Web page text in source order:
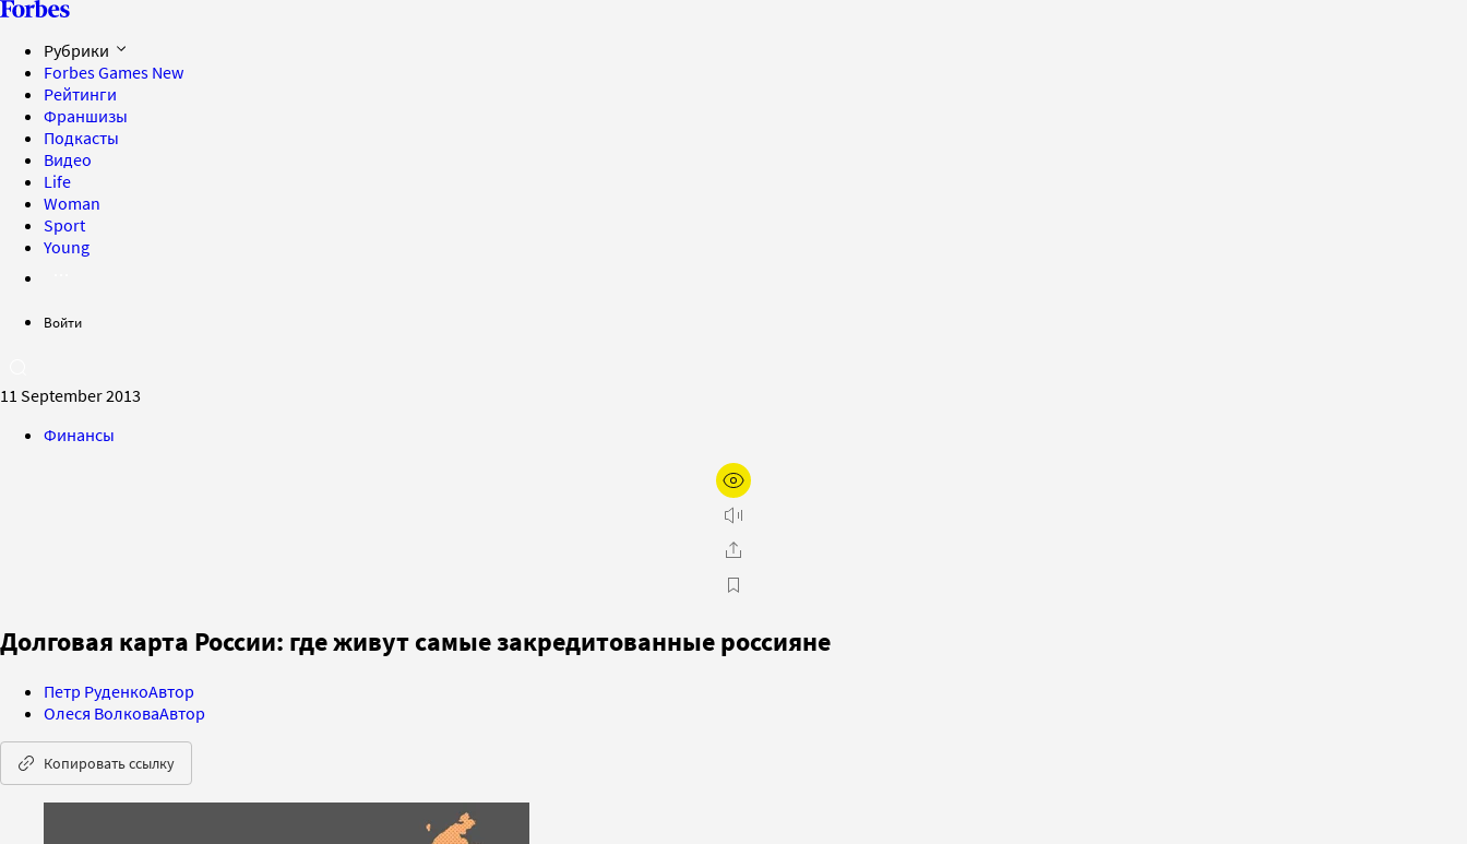
Рубрики
Forbes Games New
Рейтинги
Франшизы
Подкасты
Видео
Life
Woman
Sport
Young
Войти
11 September 2013
Финансы
Долговая карта России: где живут самые закредитованные россияне
Петр РуденкоАвтор
Олеся ВолковаАвтор
Копировать ссылку